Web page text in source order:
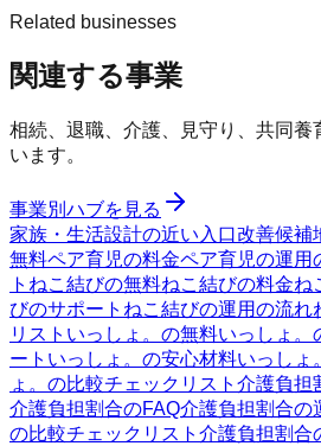
Related businesses
関連する事業
相続、退職、介護、見守り、共同養
います。
事業別ハブを見る
家族・生活設計の近い入口改善候補
無料ペア育児の料金ペア育児の運用
ト ねこ結びの無料ねこ結びの料金ね
びのサポート ねこ結びの運用の流れ
リスト いっしょ。の無料いっしょ。
ート いっしょ。の安心材料いっしょ
ょ。の比較チェックリスト 介護負担
介護負担割合のFAQ介護負担割合の
の比較チェックリスト 介護負担割合